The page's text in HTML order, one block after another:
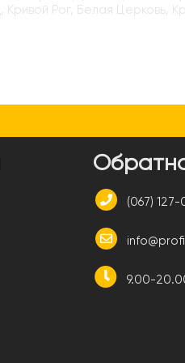
Рог, Белая Церковь,
(067)
9.00-